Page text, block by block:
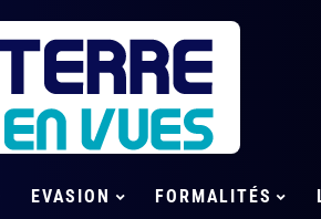
EVASION FORMALITÉS